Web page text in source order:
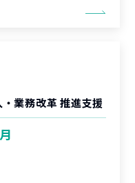
業務改革 推進支援